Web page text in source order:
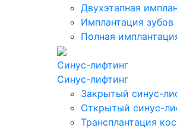
Двухэтапная
Имплантация
Полная
Синус-лифтинг
Синус-лифтинг
Закрытый синус-
Открытый синус-
Трансплантация